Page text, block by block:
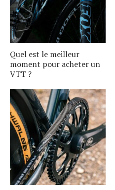
Quel est le meilleur
moment pour acheter un
VTT ?